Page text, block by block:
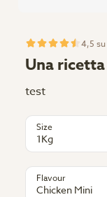
4,5
Una
test
Size
1Kg
Flavour
Chicken Mini